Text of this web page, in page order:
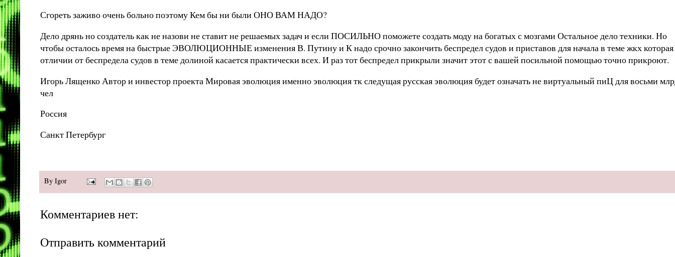
Сгореть заживо очень больно поэтому Кем бы ни были ОНО ВАМ НАДО?
Дело дрянь но создатель как не назови не ставит не решаемых задач и если ПОСИЛЬНО поможете создать моду на богатых с мозгами Остальное дело техники. Но
чтобы осталось время на быстрые ЭВОЛЮЦИОННЫЕ изменения В. Путину и К надо срочно закончить беспредел судов и приставов для начала в теме жкх
отличии от беспредела судов в теме долиной касается практически всех. И раз тот беспредел прикрыли значит этот с вашей посильной помощью точно прикроют.
Игорь Лященко Автор и инвестор проекта Мировая эволюция именно эволюция тк следущая русская эволюция будет означать не виртуальный пиЦ для восьми
чел
Россия
Санкт Петербург
By Igor
Комментариев нет:
Отправить комментарий